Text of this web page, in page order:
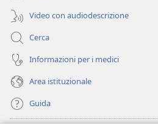
Video con audiodescrizione
Cerca
Informazioni per i medici
Area istituzionale
Guida